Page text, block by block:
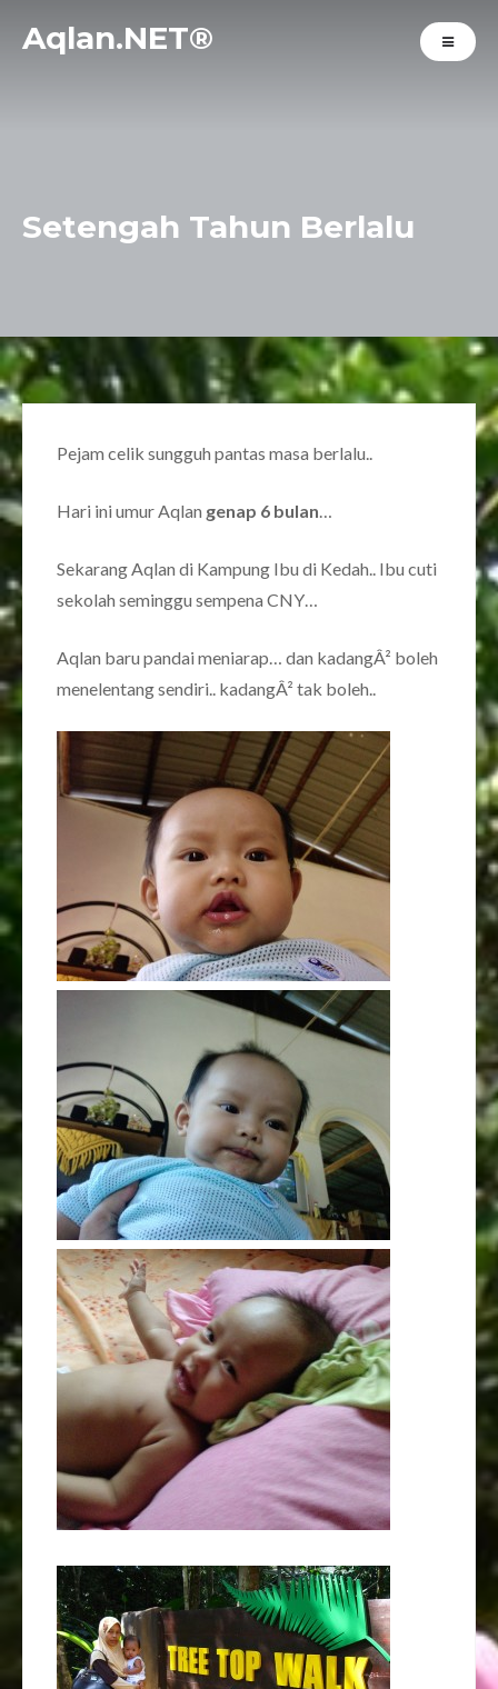
Aqlan.NET®
Setengah Tahun Berlalu
Pejam celik sungguh pantas masa berlalu..
Hari ini umur Aqlan genap 6 bulan…
Sekarang Aqlan di Kampung Ibu di Kedah.. Ibu cuti
sekolah seminggu sempena CNY…
Aqlan baru pandai meniarap… dan kadangÂ² boleh
menelentang sendiri.. kadangÂ² tak boleh..